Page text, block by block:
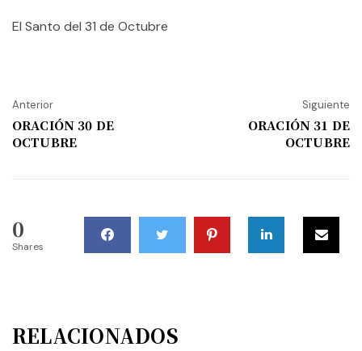
El Santo del 31 de Octubre
Anterior
ORACIÓN 30 DE
OCTUBRE
Siguiente
ORACIÓN 31 DE
OCTUBRE
0
Shares
RELACIONADOS